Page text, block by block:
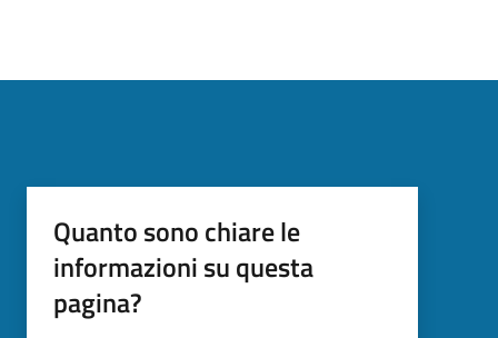
Quanto sono chiare le
informazioni su questa
pagina?